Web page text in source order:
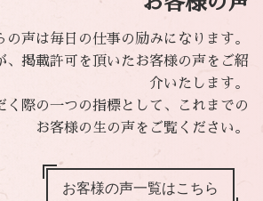
の声は毎日の仕事の励みになります。
、掲載許可を頂いたお客様の声をご紹
介いたします。
く際の一つの指標として、これまでの
お客様の生の声をご覧ください。
お客様の声一覧はこちら